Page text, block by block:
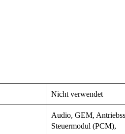
Nicht verwendet
Audio, GEM,
Steuermodul (PCM),